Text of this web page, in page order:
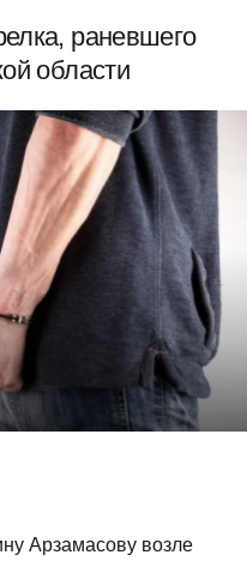
раневшего
области
Арзамасову возле